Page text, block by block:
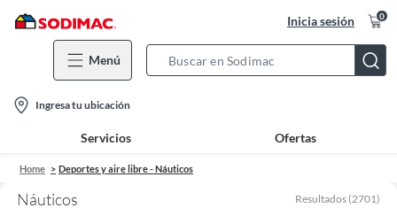
Inicia sesión 0
Menú
Bar
location-
icon
Ingresa tu ubicación
Servicios Ofertas
Home Deportes y aire libre - Náuticos
Náuticos Resultados (2701)